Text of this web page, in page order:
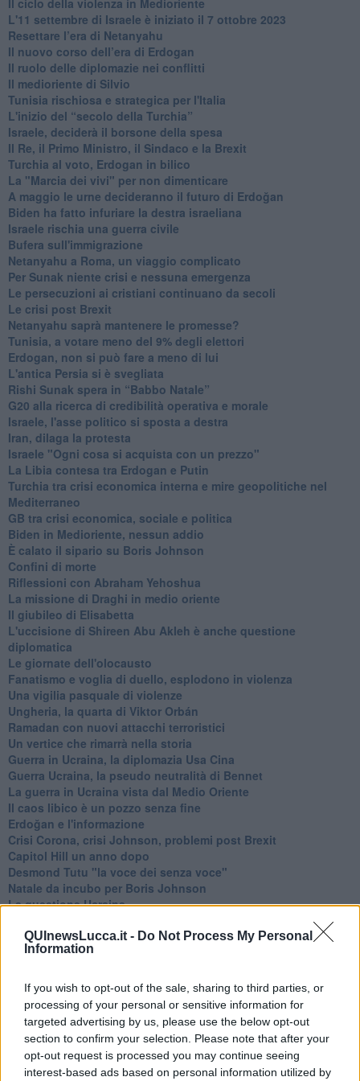
QUInewsLucca.it - Do Not Process My Personal
Information
If you wish to opt-out of the sale, sharing to third parties, or
processing of your personal or sensitive information for
targeted advertising by us, please use the below opt-out
section to confirm your selection. Please note that after your
opt-out request is processed you may continue seeing
interest-based ads based on personal information utilized by
L'11 settembre di Israele è iniziato il 7 ottobre 2023
Resettare l’era di Netanyahu
​Il nuovo corso dell’era di Erdogan
Il ruolo delle diplomazie nei conflitti
Il medioriente di Silvio
Tunisia rischiosa e strategica per l'Italia
L'inizio del “secolo della Turchia”
Israele, deciderà il borsone della spesa
Il Re, il Primo Ministro, il Sindaco e la Brexit
Turchia al voto, Erdogan in bilico
La "Marcia dei vivi" per non dimenticare
A maggio le urne decideranno il futuro di Erdoğan
Biden ha fatto infuriare la destra israeliana
Israele rischia una guerra civile
Bufera sull'immigrazione
Netanyahu a Roma, un viaggio complicato
Per Sunak niente crisi e nessuna emergenza
Le persecuzioni ai cristiani continuano da secoli
Le crisi post Brexit
Netanyahu saprà mantenere le promesse?
Tunisia, a votare meno del 9% degli elettori
Erdogan, non si può fare a meno di lui
L'antica Persia si è svegliata
Rishi Sunak spera in “Babbo Natale”
G20 alla ricerca di credibilità operativa e morale
Israele, l'asse politico si sposta a destra
Iran, dilaga la protesta
Israele "Ogni cosa si acquista con un prezzo"
La Libia contesa tra Erdogan e Putin
Turchia tra crisi economica interna e mire geopolitiche nel
Mediterraneo
GB tra crisi economica, sociale e politica
Biden in Medioriente, nessun addio
È calato il sipario su Boris Johnson
Confini di morte
Riflessioni con Abraham Yehoshua
La missione di Draghi in medio oriente
Il giubileo di Elisabetta
L'uccisione di Shireen Abu Akleh è anche questione
diplomatica
Le giornate dell'olocausto
Fanatismo e voglia di duello, esplodono in violenza
Una vigilia pasquale di violenze
Ungheria, la quarta di Viktor Orbán
Ramadan con nuovi attacchi terroristici
Un vertice che rimarrà nella storia
Guerra in Ucraina, la diplomazia Usa Cina
Guerra Ucraina, la pseudo neutralità di Bennet
La guerra in Ucraina vista dal Medio Oriente
​Il caos libico è un pozzo senza fine
Erdoğan e l'informazione
Crisi Corona, crisi Johnson, problemi post Brexit
Capitol Hill un anno dopo
Desmond Tutu "la voce dei senza voce"
Natale da incubo per Boris Johnson
La questione Ucraina
Una vigilia di Natale per un nuovo Rais
La questione israelo-palestinese ignorata dal G20
Libano, collasso economico e guerra civile
Johnson, da Trump a Biden alla Brexit
L'AUKUS e il Quad
Biden, primo presidente USA non in guerra
Papa Bergoglio vedrà Viktor Orbán
Bennet, un giorno in attesa di Biden